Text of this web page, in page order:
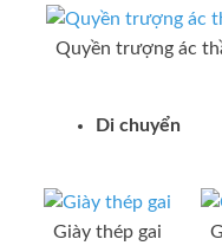
Quyền trượng ác
Di chuyển
Giày thép gai